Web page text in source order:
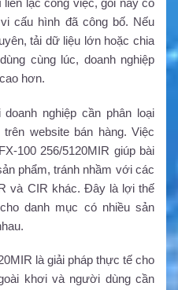
lạc công việc, gói này có
cấu hình đã công bố. Nếu
tải dữ liệu lớn hoặc chia
cùng lúc, doanh nghiệp
hơn.
nghiệp cần phân loại
website bán hàng. Việc
100 256/5120MIR giúp bài
phẩm, tránh nhầm với các
và CIR khác. Đây là lợi thế
danh mục có nhiều sản
là giải pháp thực tế cho
khơi và người dùng cần